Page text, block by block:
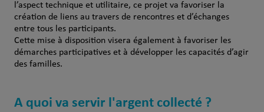
l’aspect technique et utilitaire, ce projet va favoriser la
création de liens au travers de rencontres et d’échanges
entre tous les participants.
Cette mise à disposition visera également à favoriser les
démarches participatives et à développer les capacités d’agir
des familles.
A quoi va servir l'argent collecté ?